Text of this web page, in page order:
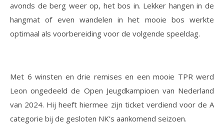
avonds de berg weer op, het bos in. Lekker hangen in de
hangmat of even wandelen in het mooie bos werkte
optimaal als voorbereiding voor de volgende speeldag.
Met 6 winsten en drie remises en een mooie TPR werd
Leon ongedeeld de Open Jeugdkampioen van Nederland
van 2024. Hij heeft hiermee zijn ticket verdiend voor de A
categorie bij de gesloten NK’s aankomend seizoen.